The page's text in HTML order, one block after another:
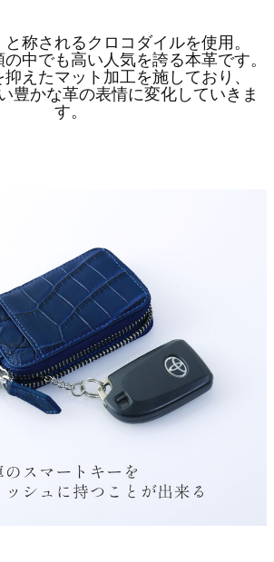
と称されるクロコダイルを使用。
中でも高い人気を誇る本革です。
えたマット加工を施しており、
豊かな革の表情に変化していきま
す。